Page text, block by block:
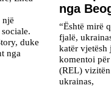
një
duke
nga
nga
“Është mirë
fjalë,
katër vjetësh
komentoi
(REL)
ukrainas,